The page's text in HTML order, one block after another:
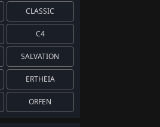
CLASSIC
C4
SALVATION
ERTHEIA
ORFEN